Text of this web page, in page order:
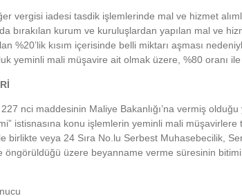
vergisi iadesi tasdik işlemlerinde mal ve hizmet
bırakılan kurum ve kuruluşlardan yapılan mal ve
%20’lik kısım içerisinde belli miktarı aşması
yeminli mali müşavire ait olmak üzere, %80 oranı
nci maddesinin Maliye Bakanlığı’na vermiş
istisnasına konu işlemlerin yeminli mali müşavirlere
birlikte veya 24 Sıra No.lu Serbest Muhasebecilik,
öngörüldüğü üzere beyanname verme süresinin